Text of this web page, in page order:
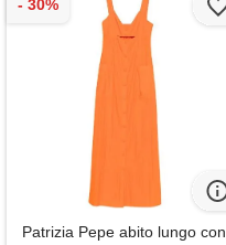
Patrizia Pepe abito lungo con